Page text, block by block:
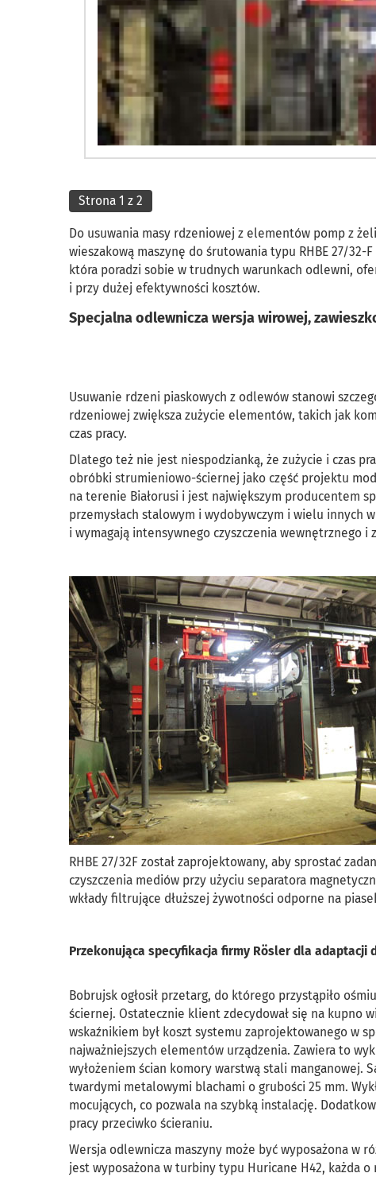
Strona 1 z 2
Do usuwania masy rdzeniowej z elementów pomp z
wieszakową maszynę do śrutowania typu RHBE 27/
która poradzi sobie w trudnych warunkach odlewni,
i przy dużej efektywności kosztów.
Specjalna odlewnicza wersja wirowej,
Usuwanie rdzeni piaskowych z odlewów stanowi
rdzeniowej zwiększa zużycie elementów, takich jak
czas pracy.
Dlatego też nie jest niespodzianką, że zużycie i czas
obróbki strumieniowo-ściernej jako część projektu
na terenie Białorusi i jest największym producentem
przemysłach stalowym i wydobywczym i wielu innych
i wymagają intensywnego czyszczenia wewnętrznego
RHBE 27/32F został zaprojektowany, aby sprostać
czyszczenia mediów przy użyciu separatora
wkłady filtrujące dłuższej żywotności odporne na
Przekonująca specyfikacja firmy Rösler dla adaptacji
Bobrujsk ogłosił przetarg, do którego przystąpiło
ściernej. Ostatecznie klient zdecydował się na kupno
wskaźnikiem był koszt systemu zaprojektowanego w
najważniejszych elementów urządzenia. Zawiera to
wyłożeniem ścian komory warstwą stali manganowej.
twardymi metalowymi blachami o grubości 25 mm.
mocujących, co pozwala na szybką instalację.
pracy przeciwko ścieraniu.
Wersja odlewnicza maszyny może być wyposażona w
jest wyposażona w turbiny typu Huricane H42, każda o